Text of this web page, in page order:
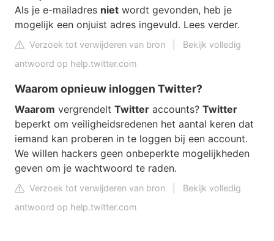
Als je e-mailadres niet wordt gevonden, heb je
mogelijk een onjuist adres ingevuld. Lees verder.
Verzoek tot verwijderen van bron
Bekijk volledig
antwoord op help.twitter.com
Waarom opnieuw inloggen Twitter?
Waarom vergrendelt Twitter accounts? Twitter
beperkt om veiligheidsredenen het aantal keren dat
iemand kan proberen in te loggen bij een account.
We willen hackers geen onbeperkte mogelijkheden
geven om je wachtwoord te raden.
Verzoek tot verwijderen van bron
Bekijk volledig
antwoord op help.twitter.com